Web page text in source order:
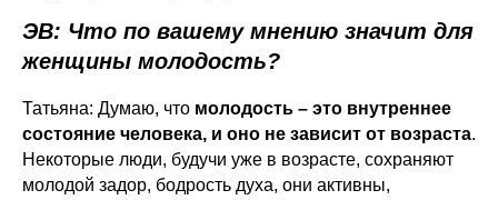
ЭВ: Что по вашему мнению значит для
женщины молодость?
Татьяна: Думаю, что молодость – это внутреннее
состояние человека, и оно не зависит от возраста.
Некоторые люди, будучи уже в возрасте, сохраняют
молодой задор, бодрость духа, они активны,